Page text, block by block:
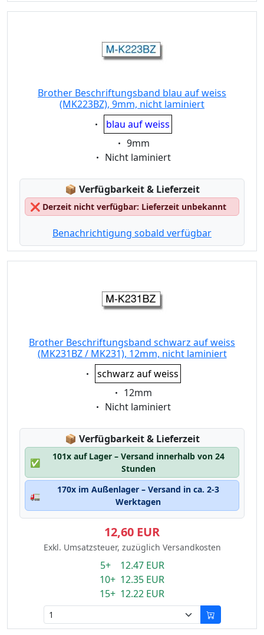
Brother Beschriftungsband blau auf weiss
(MK223BZ), 9mm, nicht laminiert
Eigenschaft:
blau auf weiss
Eigenschaft:
9mm
Eigenschaft:
Nicht laminiert
📦 Lagerstatus:
Verfügbarkeit & Lieferzeit
❌ Derzeit nicht verfügbar: Lieferzeit unbekannt
Benachrichtigung sobald verfügbar
Brother Beschriftungsband schwarz auf weiss
(MK231BZ / MK231), 12mm, nicht laminiert
Eigenschaft:
schwarz auf weiss
Eigenschaft:
12mm
Eigenschaft:
Nicht laminiert
📦 Lagerstatus:
Verfügbarkeit & Lieferzeit
✅
101x auf Lager – Versand innerhalb von 24
Stunden
🚛
170x im Außenlager – Versand in ca. 2-3
Werktagen
12,60 EUR
Exkl. Umsatzsteuer, zuzüglich Versandkosten
5+ 12.47 EUR
10+ 12.35 EUR
15+ 12.22 EUR